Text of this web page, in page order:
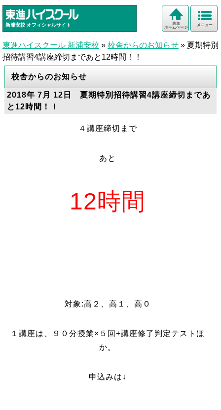
新浦安校 オフィシャルサイト メニュー
東進
ホームページ
東進ハイスクール 新浦安校 » 校舎からのお知らせ » 夏期特別
招待講習4講座締切まであと12時間！！
校舎からのお知らせ
2018年 7月 12日 夏期特別招待講習4講座締切まであ
と12時間！！
４講座締切まで
あと
12時間
対象:高２、高１、高０
１講座は、９０分授業×５回+講座修了判定テストほ
か。
申込みは↓